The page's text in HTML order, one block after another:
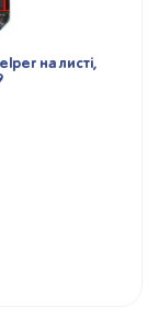
на листі,